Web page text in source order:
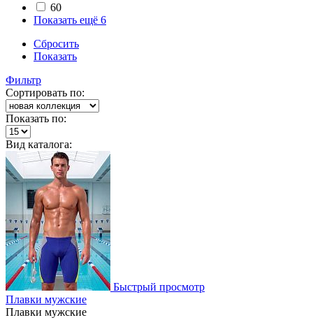
60
Показать ещё 6
Сбросить
Показать
Фильтр
Сортировать по:
Показать по:
Вид каталога:
Быстрый просмотр
Плавки мужские
Плавки мужские